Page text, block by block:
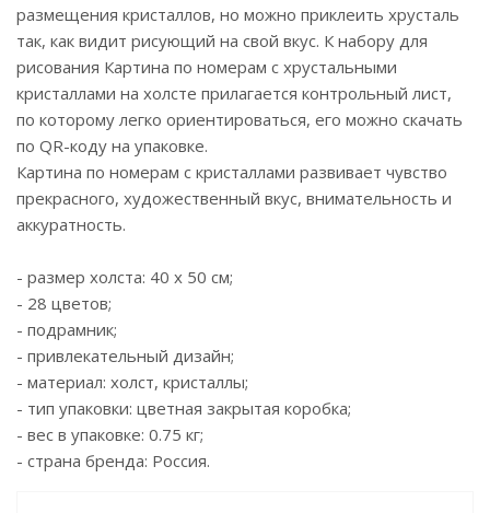
размещения кристаллов, но можно приклеить хрусталь
так, как видит рисующий на свой вкус. К набору для
рисования Картина по номерам с хрустальными
кристаллами на холсте прилагается контрольный лист,
по которому легко ориентироваться, его можно скачать
по QR-коду на упаковке.
Картина по номерам с кристаллами развивает чувство
прекрасного, художественный вкус, внимательность и
аккуратность.
- размер холста: 40 х 50 см;
- 28 цветов;
- подрамник;
- привлекательный дизайн;
- материал: холст, кристаллы;
- тип упаковки: цветная закрытая коробка;
- вес в упаковке: 0.75 кг;
- страна бренда: Россия.